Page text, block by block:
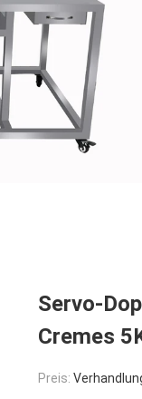
Servo-
Cremes
Preis: